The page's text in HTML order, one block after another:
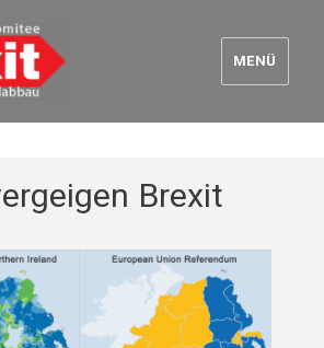
MENÜ
Brexit